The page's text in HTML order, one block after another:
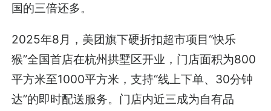
国的三倍还多。
2025年8月，美团旗下硬折扣超市项目“快乐
猴”全国首店在杭州拱墅区开业，门店面积为800
平方米至1000平方米，支持“线上下单、30分钟
达”的即时配送服务。门店内近三成为自有品